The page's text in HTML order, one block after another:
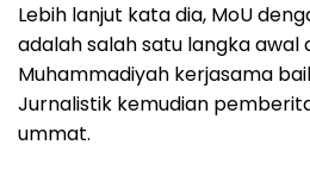
Lebih lanjut kata dia, MoU
adalah salah satu langka
Muhammadiyah kerjasama
Jurnalistik kemudian
ummat.